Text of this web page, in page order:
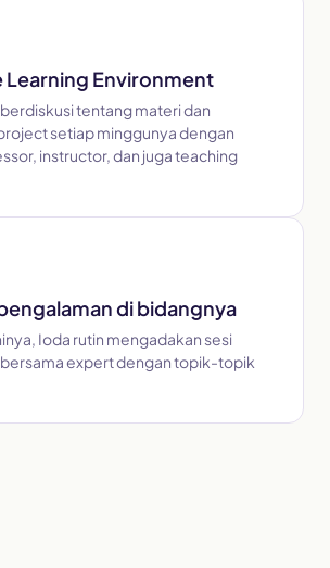
Environment
tentang materi dan
setiap minggunya dengan
instructor, dan juga teaching
di bidangnya
Ioda rutin mengadakan sesi
bersama expert dengan topik-topik